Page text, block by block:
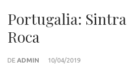
Portugalia: Sintra
Roca
DE ADMIN 10/04/2019